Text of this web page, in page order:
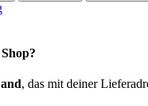
, das mit deiner